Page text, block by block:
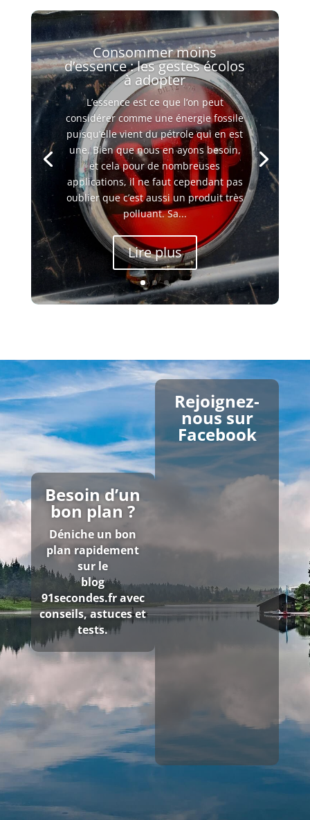
Consommer moins
d’essence : les gestes écolos
à adopter
L’essence est ce que l’on peut
considérer comme une énergie fossile
puisqu’elle vient du pétrole qui en est
une. Bien que nous en ayons besoin,
et cela pour de nombreuses
applications, il ne faut cependant pas
oublier que c’est aussi un produit très
polluant. Sa...
Lire plus
Besoin d’un
bon plan ?
Déniche un bon
plan rapidement
sur le
blog
91secondes.fravec
conseils, astuces et
tests.
Rejoignez-
nous sur
Facebook